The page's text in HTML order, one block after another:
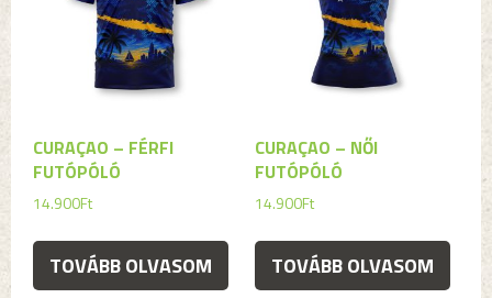
CURAÇAO – FÉRFI
FUTÓPÓLÓ
14.900Ft
TOVÁBB OLVASOM
CURAÇAO – NŐI
FUTÓPÓLÓ
14.900Ft
TOVÁBB OLVASOM